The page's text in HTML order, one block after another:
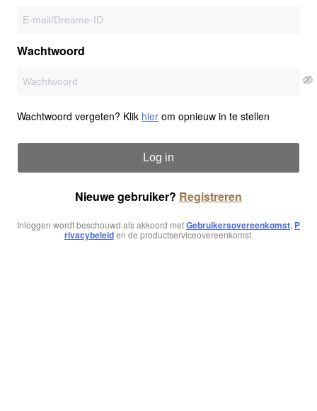
Wachtwoord
Wachtwoord vergeten? Klik hier om opnieuw in te stellen
Log in
Nieuwe gebruiker? Registreren
Inloggen wordt beschouwd als akkoord metGebruikersovereenkomst, P
rivacybeleiden de productserviceovereenkomst.